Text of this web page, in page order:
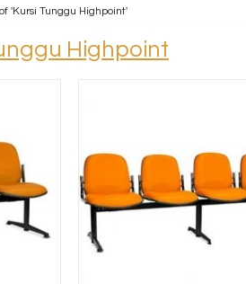
Kursi Kantor DONATI
Meja Rapat kantor
'Kursi Tunggu Highpoint'
Highpoint